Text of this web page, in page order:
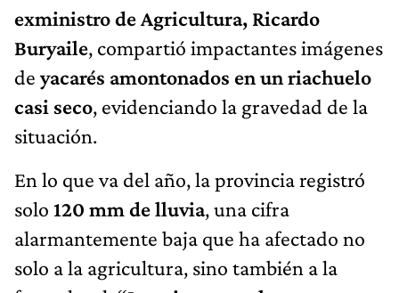
exministro de Agricultura, Ricardo
Buryaile, compartió impactantes imágenes
deyacarés amontonados en un riachuelo
casi seco, evidenciando la gravedad de la
situación.
En lo que va del año, la provincia registró
solo 120 mm de lluvia, una cifra
alarmantemente baja que ha afectado no
solo a la agricultura, sino también a la